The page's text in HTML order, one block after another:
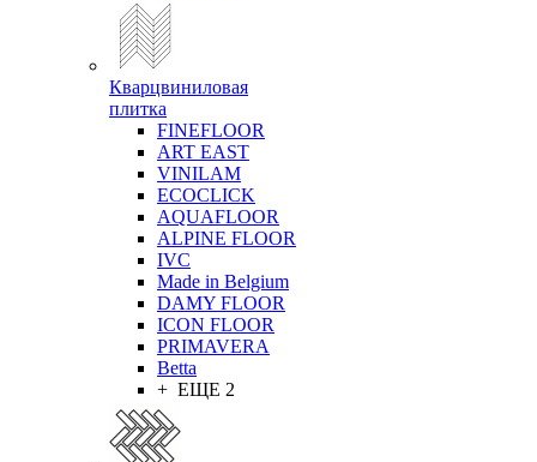
Кварцвиниловая
плитка
FINEFLOOR
ART EAST
VINILAM
ECOCLICK
AQUAFLOOR
ALPINE FLOOR
IVC
Made in Belgium
DAMY FLOOR
ICON FLOOR
PRIMAVERA
Betta
+ ЕЩЕ 2